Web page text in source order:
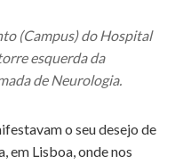
(Campus) do Hospital
esquerda da
de Neurologia.
o seu desejo de
em Lisboa, onde nos